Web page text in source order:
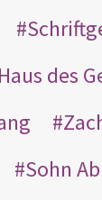
Haus des
Sohn